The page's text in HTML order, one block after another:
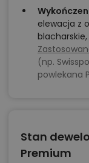
elewacja z
(np.
powlekana
Stan
Premium